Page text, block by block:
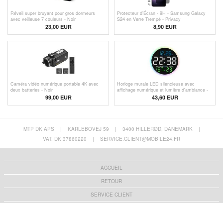
Réveil super bruyant pour gros dormeurs
avec veilleuse 7 couleurs - Noir
23,00 EUR
Protecteur d’Écran - 9H - Samsung Galaxy
S24 en Verre Trempé - Privacy
8,90 EUR
Caméra vidéo numérique portable 4K avec
deux batteries - Noir
99,00 EUR
Horloge murale LED silencieuse avec
affichage numérique et lumière d'ambiance -
43,60 EUR
MTP DK APS | KARLEBOVEJ 59 | 3400 HILLERØD, DANEMARK
|
VAT: DK 37860220
| SERVICE.CLIENT@MOBILE24.FR
ACCUEIL
RETOUR
SERVICE CLIENT